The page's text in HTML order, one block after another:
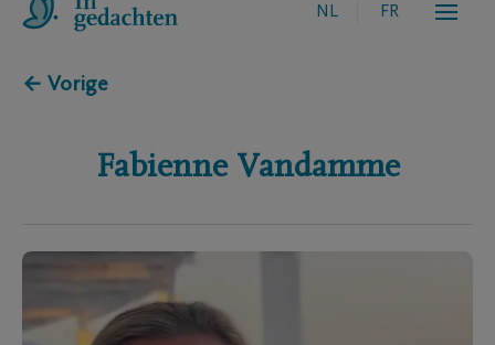
NL FR
← Vorige
Fabienne Vandamme